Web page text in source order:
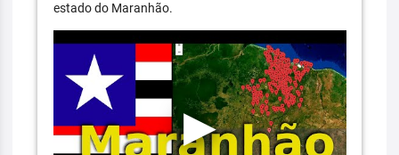
estado do Maranhão.